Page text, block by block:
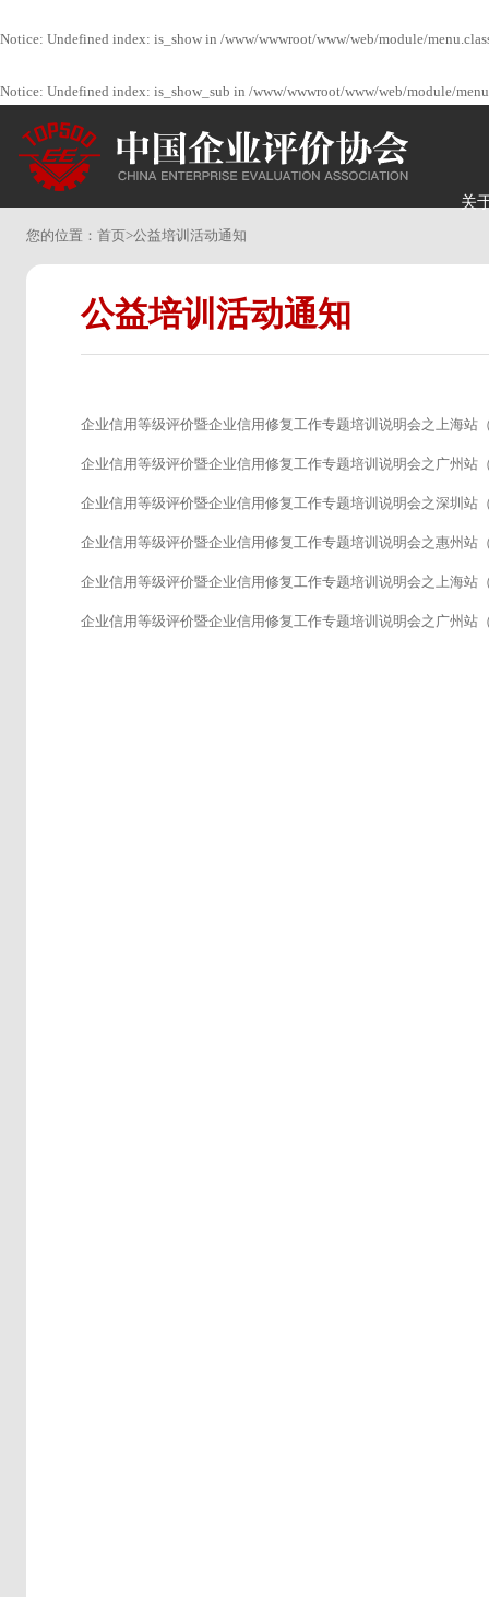
Notice: Undefined index: is_show in /www/wwwroot/www/web/module/
Notice: Undefined index: is_show_sub in /www/wwwroot/www/web/module/
关
您的位置： 首页>公益培训活动通知
公益培训活动通知
企业信用等级评价暨企业信用修复工作专题培训说明会之上海站
企业信用等级评价暨企业信用修复工作专题培训说明会之广州站
企业信用等级评价暨企业信用修复工作专题培训说明会之深圳站
企业信用等级评价暨企业信用修复工作专题培训说明会之惠州站
企业信用等级评价暨企业信用修复工作专题培训说明会之上海站
企业信用等级评价暨企业信用修复工作专题培训说明会之广州站